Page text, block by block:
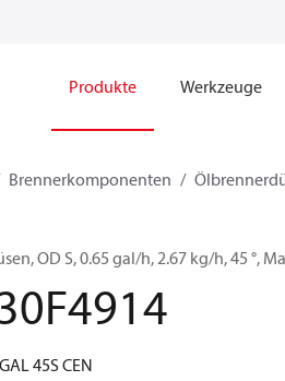
Produkte Werkzeuge
Brennerkomponenten
OD S, 0.65 gal/h, 2.67 kg/h, 45 °,
45S CEN